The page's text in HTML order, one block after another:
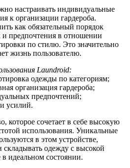
настраивать индивидуальные
к организации гардероба.
как обязательный порядок
предпочтения в отношении
по стилю. Это значительно
жизнь пользователю.
Laundroid:
одежды по категориям;
организация гардероба;
предпочтений;
усилий.
которое сочетает в себе высокую
использования. Уникальные
в этом устройстве,
складывать одежду с высокой
идеальном состоянии.